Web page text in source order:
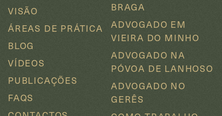
VISÃO
ÁREAS DE PRÁTICA
BLOG
VÍDEOS
PUBLICAÇÕES
FAQS
BRAGA
ADVOGADO EM
VIEIRA DO MINHO
ADVOGADO NA
PÓVOA DE LANHOSO
ADVOGADO NO
GERÊS